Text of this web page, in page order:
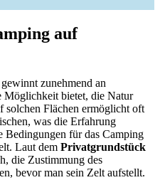
auf
gewinnt zunehmend an
Möglichkeit bietet, die Natur
solchen Flächen ermöglicht oft
was die Erfahrung
Bedingungen für das Camping
Laut dem Privatgrundstück
die Zustimmung des
bevor man sein Zelt aufstellt.